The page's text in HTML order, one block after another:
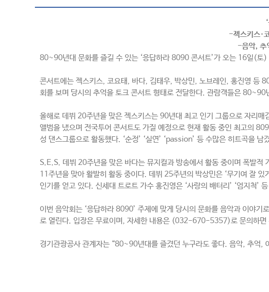
‘
-젝스키스·
-음악, 추
80~90년대 문화를 즐길 수 있는 ‘응답하라 8090 콘서트’가 오는 16일(토
콘서트에는 젝스키스, 코요태, 바다, 김태우, 박상민, 노브레인, 홍진영 등
회를 보며 당시의 추억을 토크 콘서트 형태로 전달한다. 관람객들은
올해로 데뷔 20주년을 맞은 젝스키스는 90년대 최고 인기 그룹으로 자리매
앨범을 냈으며 전국투어 콘서트도 가질 예정으로 현재 활동 중인 최고의
성 댄스그룹으로 활동했다. ‘순정’ ‘실연’ ‘passion’ 등 수많은 히트곡을
S.E.S. 데뷔 20주년을 맞은 바다는 뮤지컬과 방송에서 활동 중이며 폭발
11주년을 맞아 활발히 활동 중이다. 데뷔 25주년의 박상민은 ‘무기여 잘
인기를 얻고 있다. 신세대 트로트 가수 홍진영은 ‘사랑의 배터리’ ‘엄지척’
이번 음악회는 ‘응답하라 8090’ 주제에 맞게 당시의 문화를 음악과 이야
로 열린다. 입장은 무료이며, 자세한 내용은 (032-670-5357)로 문의하면
경기관광공사 관계자는 “80~90년대를 즐겼던 누구라도 좋다. 음악, 추억,